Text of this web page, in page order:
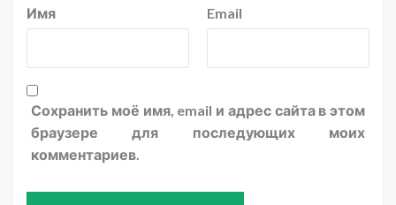
Имя Email
Сохранить моё имя, email и адрес сайта в этом
браузере для последующих моих
комментариев.